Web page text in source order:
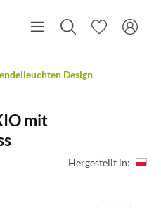
Design
mit
Hergestellt in: